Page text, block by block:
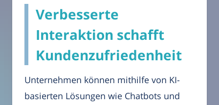
Verbesserte
Interaktion schafft
Kundenzufriedenheit
Unternehmen können mithilfe von KI-
basierten Lösungen wie Chatbots und